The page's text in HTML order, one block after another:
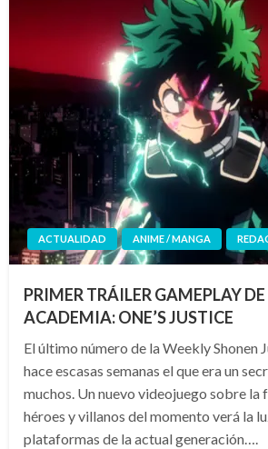
ACTUALIDAD ANIME / MANGA
PRIMER TRÁILER GAMEPLAY
ACADEMIA: ONE’S JUSTICE
El último número de la Weekly Shonen
hace escasas semanas el que era un
muchos. Un nuevo videojuego sobre la
héroes y villanos del momento verá la
plataformas de la actual generación….